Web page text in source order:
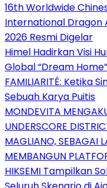
16th Worldwide
International Dragon
2026 Resmi Digelar
Himel Hadirkan Visi
Global “Dream Home”
FAMILIARITÉ: Ketika
Sebuah Karya Puitis
MONDEVITA
UNDERSCORE
MAGLIANO, SEBAGAI
MEMBANGUN
HIKSEMI Tampilkan